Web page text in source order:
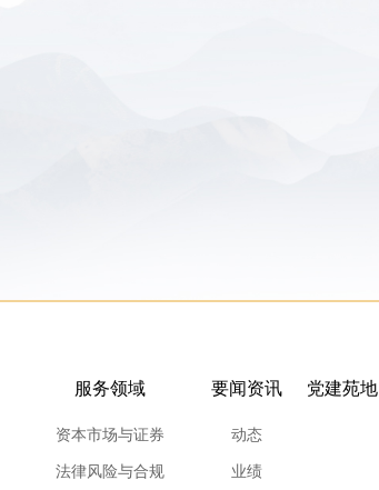
服务领域
资本市场与证券
法律风险与合规
要闻资讯
动态
业绩
党建苑地